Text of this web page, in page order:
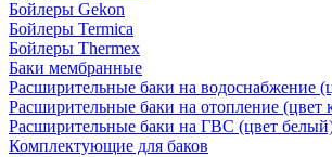
Бойлеры Gekon
Бойлеры Termica
Бойлеры Thermex
Баки мембранные
Расширительные баки на водоснабжение
Расширительные баки на отопление (цвет
Расширительные баки на ГВС (цвет
Комплектующие для баков